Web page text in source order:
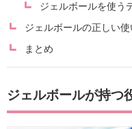
ジェルボールを使う
ジェルボールの正しい
まとめ
ジェルボールが持つ